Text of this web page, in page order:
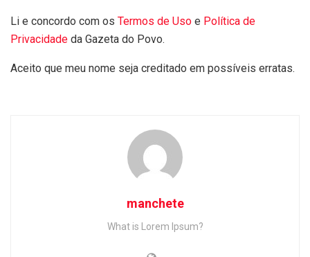
Li e concordo com os Termos de Uso e Política de
Privacidade da Gazeta do Povo.
Aceito que meu nome seja creditado em possíveis erratas.
manchete
What is Lorem Ipsum?